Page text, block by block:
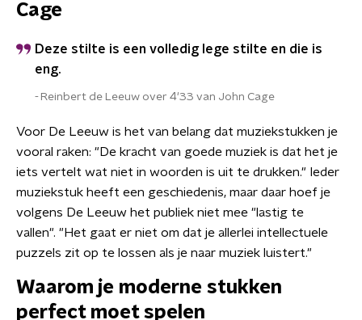
Cage
Deze stilte is een volledig lege stilte en die is
eng.
Reinbert de Leeuw over 4'33 van John Cage
Voor De Leeuw is het van belang dat muziekstukken je
vooral raken: "De kracht van goede muziek is dat het je
iets vertelt wat niet in woorden is uit te drukken." Ieder
muziekstuk heeft een geschiedenis, maar daar hoef je
volgens De Leeuw het publiek niet mee "lastig te
vallen". "Het gaat er niet om dat je allerlei intellectuele
puzzels zit op te lossen als je naar muziek luistert."
Waarom je moderne stukken
perfect moet spelen